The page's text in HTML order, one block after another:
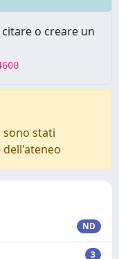
o creare un
sono stati
ND
3